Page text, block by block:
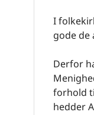
I
gode de
Derfor
forhold
hedder